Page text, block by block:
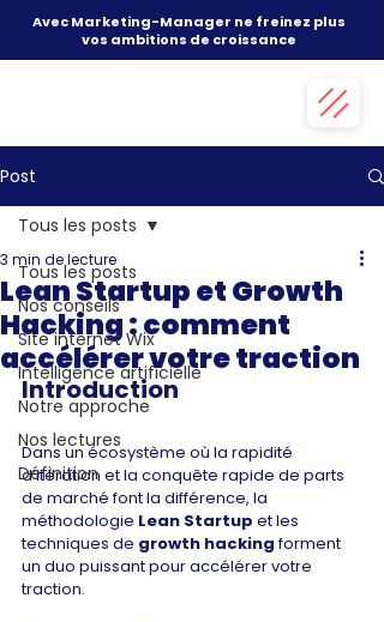
Avec Marketing-Manager ne freinez plus
vos ambitions de croissance
Post
Tous les posts
Nos conseils
Site internet Wix
Intelligence artificielle
Notre approche
Nos lectures
Définition
Tous les posts
Lean Startup et Growth
Hacking : comment
accélérer votre traction
3 min de lecture
Introduction
Dans un écosystème où la rapidité
d’itération et la conquête rapide de parts
de marché font la différence, la
méthodologie Lean Startup et les
techniques de growth hacking forment
un duo puissant pour accélérer votre
traction.